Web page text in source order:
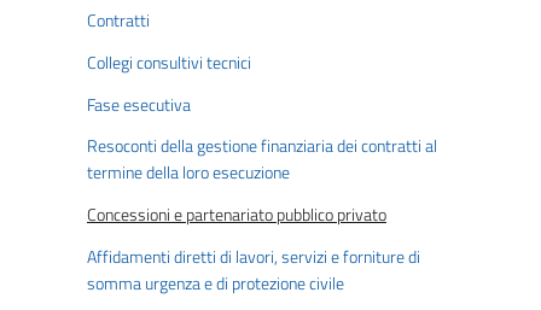
Contratti
Collegi consultivi tecnici
Fase esecutiva
Resoconti della gestione finanziaria dei contratti al
termine della loro esecuzione
Concessioni e partenariato pubblico privato
Affidamenti diretti di lavori, servizi e forniture di
somma urgenza e di protezione civile